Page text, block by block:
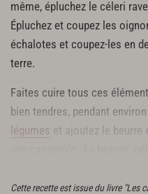
même, épluchez le céleri
Épluchez et coupez les
échalotes et coupez-les en
terre.
Faites cuire tous ces
bien tendres, pendant
légumes et ajoutez le beurre
Cette recette est issue du livre "Les